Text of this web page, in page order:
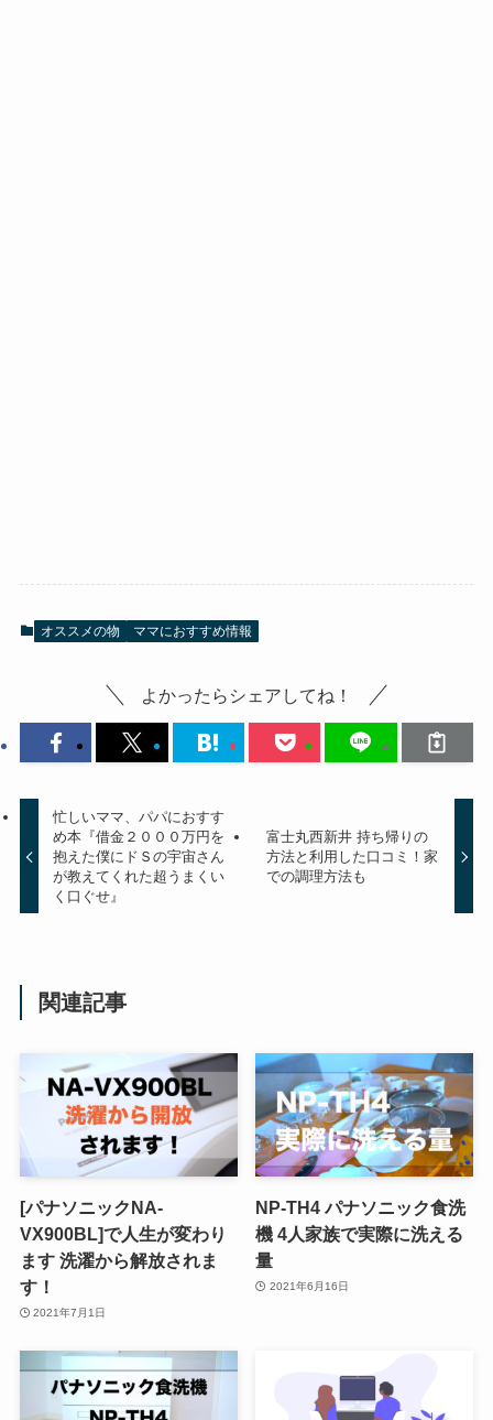
オススメの物 ママにおすすめ情報
よかったらシェアしてね！
忙しいママ、パパにおすす
め本『借金２０００万円を
抱えた僕にドＳの宇宙さん
が教えてくれた超うまくい
く口ぐせ』
富士丸西新井 持ち帰りの
方法と利用した口コミ！家
での調理方法も
関連記事
[パナソニックNA-
VX900BL]で人生が変わり
ます 洗濯から解放されま
す！
2021年7月1日
NP-TH4 パナソニック食洗
機 4人家族で実際に洗える
量
2021年6月16日